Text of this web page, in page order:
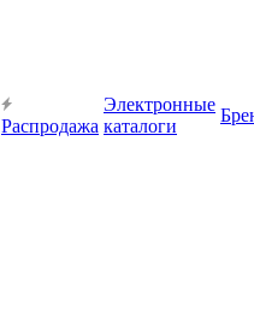
Распродажа
Электронные
каталоги